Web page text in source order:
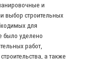
и
выбор строительных
для
было уделено
работ,
а также